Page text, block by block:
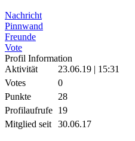
Nachricht
Pinnwand
Freunde
Vote
Profil Information
Aktivität
23.06.19 | 15:31
Votes
0
Punkte
28
Profilaufrufe 19
Mitglied seit
30.06.17